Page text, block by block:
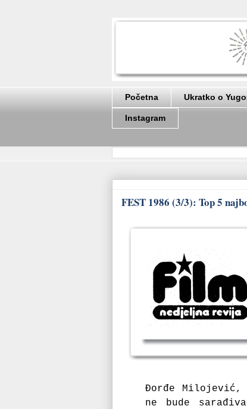
Početna Ukratko o
Instagram
FEST 1986 (3/3): Top 5
Đorđe Milojević,
ne bude